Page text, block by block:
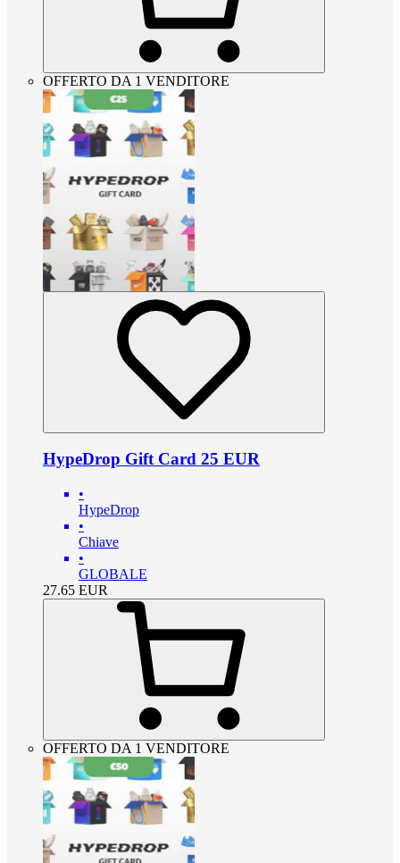
OFFERTO DA 1 VENDITORE
HypeDrop Gift Card 25 EUR
•
HypeDrop
•
Chiave
•
GLOBALE
27.65 EUR
OFFERTO DA 1 VENDITORE